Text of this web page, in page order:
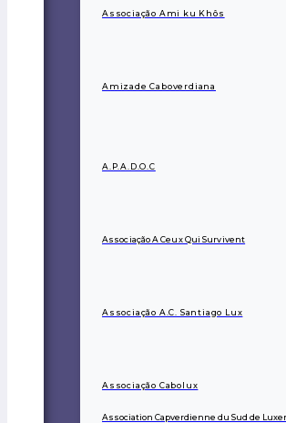
Associação Ami ku Khôs
Amizade Caboverdiana
A.P.A.D.O.C
Associação A Ceux Qui Survivent
Associação A.C. Santiago Lux
Associação Cabolux
Association Capverdienne du Sud de